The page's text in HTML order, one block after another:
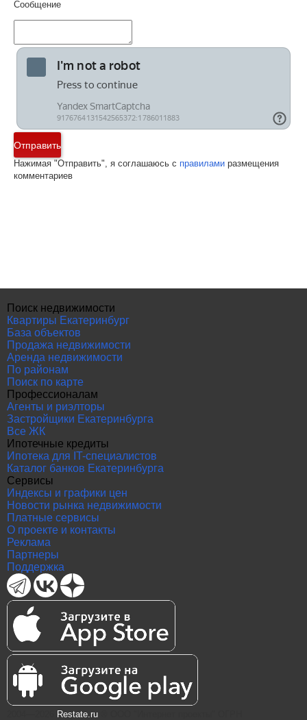
Сообщение
Отправить
Нажимая "Отправить", я соглашаюсь с правилами размещения
комментариев
Поиск недвижимости
Квартиры Екатеринбург
База объектов
Продажа недвижимости
Аренда недвижимости
По районам
Поиск по карте
Профессионалам
Агенты и риэлторы
Застройщики Екатеринбурга
Все ЖК
Ипотечные кредиты
Ипотека для IT-специалистов
Каталог банков Екатеринбурга
Сервисы
Индексы и графики цен
Новости рынка недвижимости
Платные сервисы
О проекте и контакты
Реклама
Партнеры
Поддержка
Restate.ru